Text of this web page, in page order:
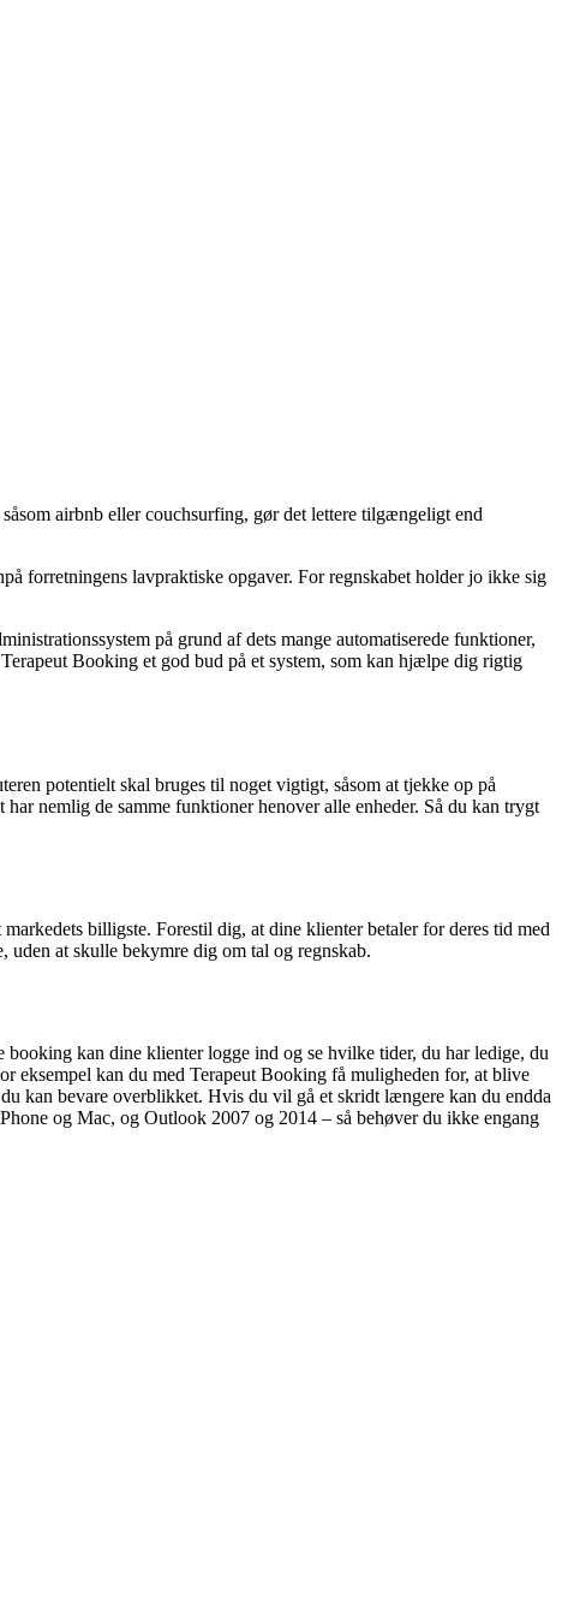
airbnb eller couchsurfing, gør det lettere tilgængeligt end
forretningens lavpraktiske opgaver. For regnskabet holder jo ikke sig
på grund af dets mange automatiserede funktioner,
Booking et god bud på et system, som kan hjælpe dig rigtig
potentielt skal bruges til noget vigtigt, såsom at tjekke op på
nemlig de samme funktioner henover alle enheder. Så du kan trygt
billigste. Forestil dig, at dine klienter betaler for deres tid med
at skulle bekymre dig om tal og regnskab.
booking kan dine klienter logge ind og se hvilke tider, du har ledige, du
eksempel kan du med Terapeut Booking få muligheden for, at blive
kan bevare overblikket. Hvis du vil gå et skridt længere kan du endda
og Mac, og Outlook 2007 og 2014 – så behøver du ikke engang